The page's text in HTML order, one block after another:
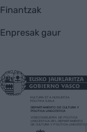
Finantzak
Enpresak gaur